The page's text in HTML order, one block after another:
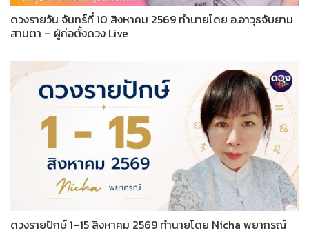
ดวงรายวัน จันทร์ที่ 10 สิงหาคม 2569 ทำนายโดย อ.อาวุธจับยาม
สามตา – ผู้ก่อตั้งดวง Live
ดวงรายปักษ์ 1–15 สิงหาคม 2569 ทำนายโดย Nicha พยากรณ์